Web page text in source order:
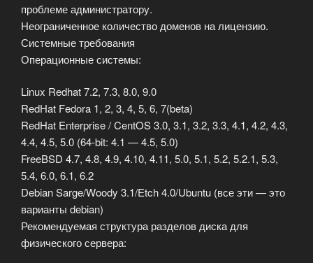
проблеме администратору.
Неограниченное количество доменов на лицензию.
Системные требования
Операционные системы:
Linux Redhat 7.2, 7.3, 8.0, 9.0
RedHat Fedora 1, 2, 3, 4, 5, 6, 7(beta)
RedHat Enterprise / CentOS 3.0, 3.1, 3.2, 3.3, 4.1, 4.2, 4.3,
4.4, 4.5, 5.0 (64-bit: 4.1 — 4.5, 5.0)
FreeBSD 4.7, 4.8, 4.9, 4.10, 4.11, 5.0, 5.1, 5.2, 5.2.1, 5.3,
5.4, 6.0, 6.1, 6.2
Debian Sarge/Woody 3.1/Etch 4.0/Ubuntu (все эти — это
варианты debian)
Рекомендуемая структура разделов диска для
физического сервера: